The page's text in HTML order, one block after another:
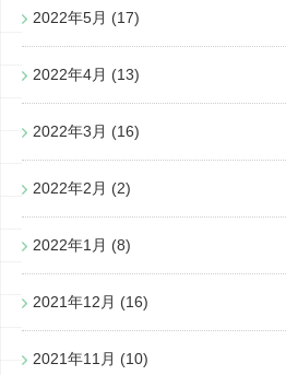
2022年5月 (17)
2022年4月 (13)
2022年3月 (16)
2022年2月 (2)
2022年1月 (8)
2021年12月 (16)
2021年11月 (10)